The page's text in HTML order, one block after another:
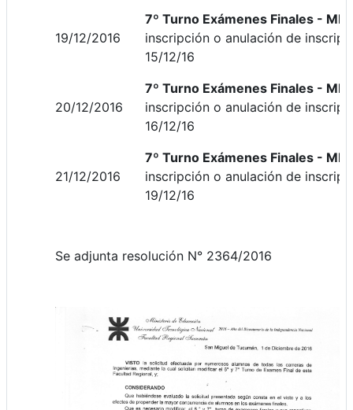
19/12/2016
7º Turno Exámenes Finales -
inscripción o anulación de
15/12/16
20/12/2016
7º Turno Exámenes Finales -
inscripción o anulación de
16/12/16
21/12/2016
7º Turno Exámenes Finales -
inscripción o anulación de
19/12/16
Se adjunta resolución N° 2364/2016